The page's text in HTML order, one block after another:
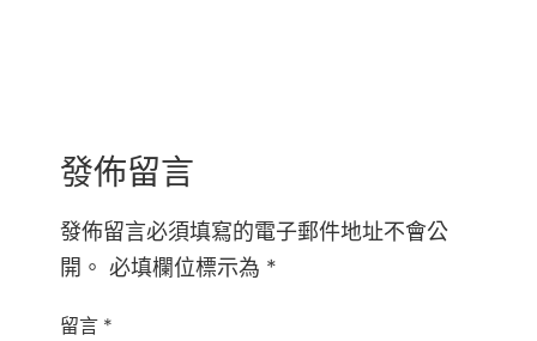
發佈留言
發佈留言必須填寫的電子郵件地址不會公
開。 必填欄位標示為 *
留言 *